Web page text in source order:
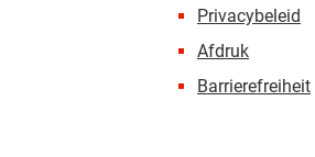
Privacybeleid
Afdruk
Barrierefreiheit